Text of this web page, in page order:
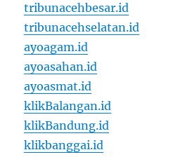
tribunacehbesar.id
tribunacehselatan.id
ayoagam.id
ayoasahan.id
ayoasmat.id
klikBalangan.id
klikBandung.id
klikbanggai.id